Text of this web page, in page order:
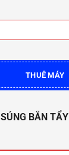
THUÊ MÁY
SÚNG BẮN TẨY